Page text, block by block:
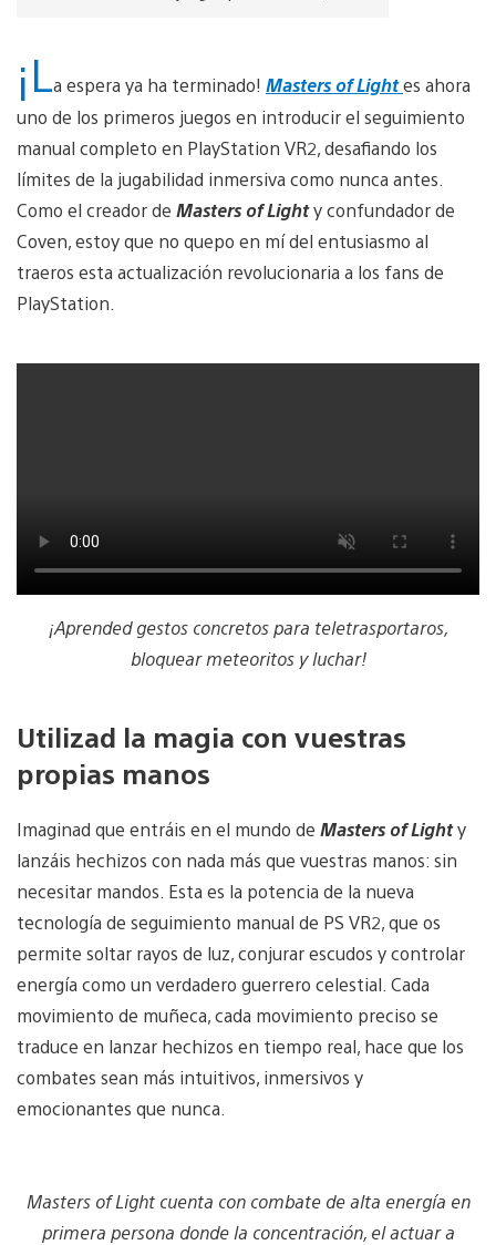
¡La espera ya ha terminado! Masters of Lightes ahora
uno de los primeros juegos en introducir el seguimiento
manual completo en PlayStation VR2, desafiando los
límites de la jugabilidad inmersiva como nunca antes.
Como el creador de Masters of Lighty confundador de
Coven, estoy que no quepo en mí del entusiasmo al
traeros esta actualización revolucionaria a los fans de
PlayStation.
¡Aprended gestos concretos para teletrasportaros,
bloquear meteoritos y luchar!
Utilizad la magia con vuestras
propias manos
Imaginad que entráis en el mundo de Masters of Lighty
lanzáis hechizos con nada más que vuestras manos: sin
necesitar mandos. Esta es la potencia de la nueva
tecnología de seguimiento manual de PS VR2, que os
permite soltar rayos de luz, conjurar escudos y controlar
energía como un verdadero guerrero celestial. Cada
movimiento de muñeca, cada movimiento preciso se
traduce en lanzar hechizos en tiempo real, hace que los
combates sean más intuitivos, inmersivos y
emocionantes que nunca.
Masters of Light cuenta con combate de alta energía en
primera persona donde la concentración, el actuar a